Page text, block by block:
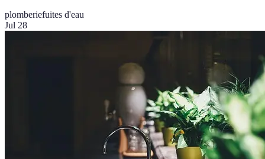
plomberiefuites d'eau
Jul 28